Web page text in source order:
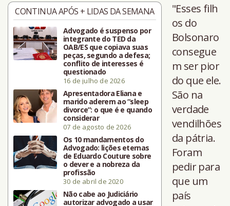
CONTINUA APÓS + LIDAS DA SEMANA
Advogado é suspenso por
integrante do TED da
OAB/ES que copiava suas
peças, segundo a defesa;
conflito de interesses é
questionado
16 de julho de 2026
Apresentadora Eliana e
marido aderem ao “sleep
divorce”: o que é e quando
considerar
07 de agosto de 2026
Os 10 mandamentos do
Advogado: lições eternas
de Eduardo Couture sobre
o dever e a nobreza da
profissão
30 de abril de 2020
Não cabe ao Judiciário
autorizar advogado a usar
"Esses filh
os do
Bolsonaro
consegue
m ser pior
do que ele.
São na
verdade
vendilhões
da pátria.
Foram
pedir para
que um
país